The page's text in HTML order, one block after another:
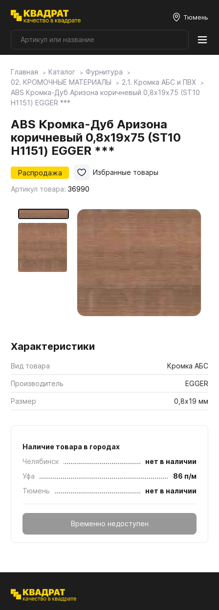
Тюмень
Плитные материалы
Фурнитура
Столешницы
Мой ЭГГЕР
Мебельные образцы, каталоги
Главная Каталог
Фурнитура
02. КРОМОЧНЫЕ МАТЕРИАЛЫ
2.1. Кромка АБС и ПВХ
ABS Кромка-Дуб Аризона коричневый 0,8х19х75 (ST10
H1151) EGGER ***
ABS Кромка-Дуб Аризона
коричневый 0,8х19х75 (ST10
H1151) EGGER ***
Распродажа
Артикул товара:36990
Избранные товары
Характеристики
Вид товара Кромка АБС
Производитель EGGER
Размер 0,8х19 мм
Наличие товара в городах
Челябинск
нет в наличии
Уфа
86 п/м
Тюмень
нет в наличии
Временно недоступен